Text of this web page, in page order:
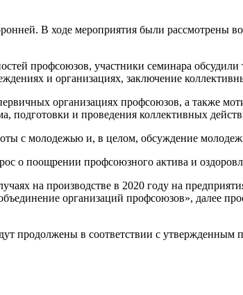
В ходе мероприятия были рассмотрены
профсоюзов, участники семинара
и организациях, заключение
организациях профсоюзов, а также
подготовки и проведения коллективных
с молодежью и, в целом, обсуждение
о поощрении профсоюзного актива и
на производстве в 2020 году на
организаций профсоюзов», далее
в соответствии с утвержденным